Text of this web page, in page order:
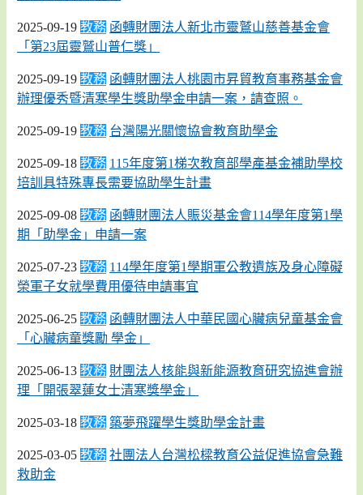
2025-09-19 教務 函轉財團法人新北市靈鷲山慈善基金會
「第23屆靈鷲山普仁獎」
2025-09-19 教務 函轉財團法人桃園市昇貿教育事務基金會
辦理優秀暨清寒學生獎助學金申請一案，請查照。
2025-09-19 教務 台灣陽光關懷協會教育助學金
2025-09-18 教務 115年度第1梯次教育部學產基金補助學校
培訓具特殊專長需要協助學生計畫
2025-09-08 教務 函轉財團法人賑災基金會114學年度第1學
期「助學金」申請一案
2025-07-23 教務 114學年度第1學期軍公教遺族及身心障礙
榮軍子女就學費用優待申請事宜
2025-06-25 教務 函轉財團法人中華民國心臟病兒童基金會
「心臟病童獎勵 學金」
2025-06-13 教務 財團法人核能與新能源教育研究協進會辦
理「開張翠蓮女士清寒獎學金」
2025-03-18 教務 築夢飛躍學生獎助學金計畫
2025-03-05 教務 社團法人台灣松樑教育公益促進協會急難
救助金